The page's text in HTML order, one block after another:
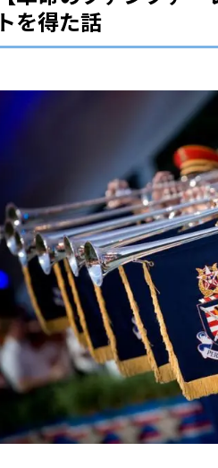
トを得た話